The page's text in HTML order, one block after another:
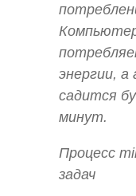
энергии, а
садится
минут.
Процесс
задач